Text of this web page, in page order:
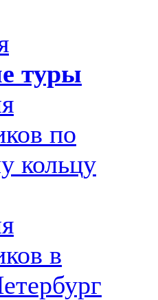
туры
по
кольцу
в